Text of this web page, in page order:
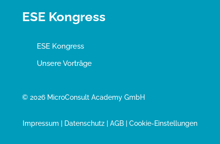
ESE Kongress
ESE Kongress
Unsere Vorträge
© 2026 MicroConsult Academy GmbH
Impressum Datenschutz| AGB| Cookie-Einstellungen